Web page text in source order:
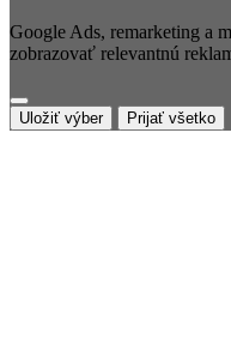
Google Ads, remarketing a
zobrazovať relevantnú
Uložiť výber Prijať všetko